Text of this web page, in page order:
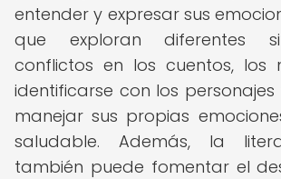
entender y expresar sus
que exploran diferentes
conflictos en los cuentos, los
identificarse con los
manejar sus propias
saludable. Además, la
también puede fomentar el